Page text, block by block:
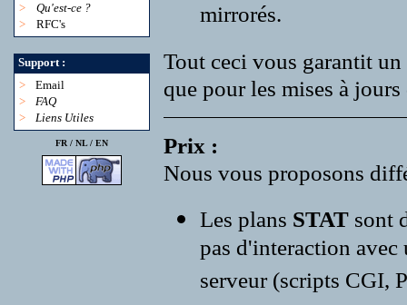
>
Qu'est-ce ?
>
RFC's
Support :
>
Email
>
FAQ
>
Liens Utiles
FR / NL/ EN
mirrorés.
Tout ceci vous garantit
que pour les mises à
Prix :
Nous vous proposons
Les plans STAT sont
pas d'interaction avec
serveur (scripts CGI,